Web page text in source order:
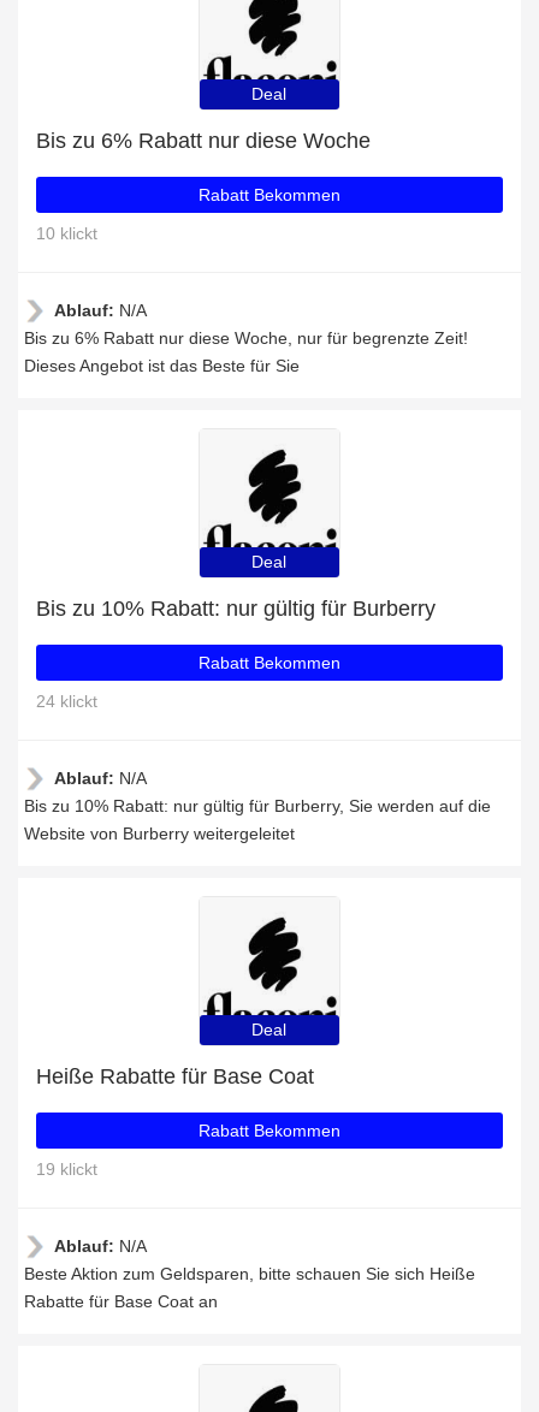
Deal
Bis zu 6% Rabatt nur diese Woche
Rabatt Bekommen
10 klickt
Ablauf: N/A
Bis zu 6% Rabatt nur diese Woche, nur für begrenzte Zeit!
Dieses Angebot ist das Beste für Sie
Deal
Bis zu 10% Rabatt: nur gültig für Burberry
Rabatt Bekommen
24 klickt
Ablauf: N/A
Bis zu 10% Rabatt: nur gültig für Burberry, Sie werden auf die
Website von Burberry weitergeleitet
Deal
Heiße Rabatte für Base Coat
Rabatt Bekommen
19 klickt
Ablauf: N/A
Beste Aktion zum Geldsparen, bitte schauen Sie sich Heiße
Rabatte für Base Coat an